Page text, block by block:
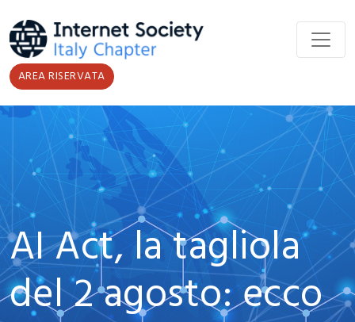
AREA RISERVATA
AI Act, la tagliola
del 2 agosto: ecco